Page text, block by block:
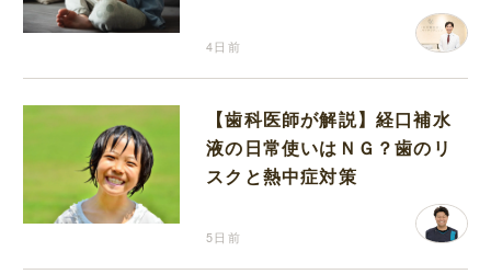
4日前
【歯科医師が解説】経口補水
液の日常使いはＮＧ？歯のリ
スクと熱中症対策
5日前